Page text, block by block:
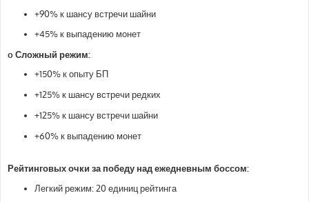
+90% к шансу встречи шайни
+45% к выпадению монет
o Сложный режим:
+150% к опыту БП
+125% к шансу встречи редких
+125% к шансу встречи шайни
+60% к выпадению монет
Рейтинговых очки за победу над ежедневным боссом:
Легкий режим: 20 единиц рейтинга